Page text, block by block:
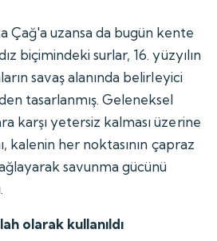
Çağ'a uzansa da bugün kente
biçimindeki surlar, 16. yüzyılın
savaş alanında belirleyici
tasarlanmış. Geleneksel
karşı yetersiz kalması üzerine
kalenin her noktasının çapraz
savunma gücünü
olarak kullanıldı